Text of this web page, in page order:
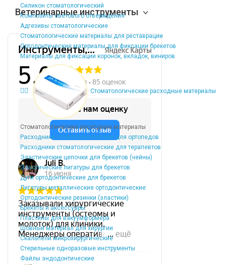
Силикон стоматологический
Композиты светового отверждения
Адгезивы стоматологические
Стоматологические материалы для реставрации
Ортодонтические материалы для фиксации брекетов
Материалы для фиксации коронок, вкладок, виниров
Стоматологические расходные материалы
Стоматологические расходные материалы
Расходники стоматологические для ортопедов
Расходники стоматологические для терапевтов
Эластические цепочки для брекетов (чейны)
Эластические лигатуры для брекетов
Дуги ортодонтические для брекетов
Лигатуры металлические ортодонтические
Ортодонтические резинки (эластики)
Брекеты и аксессуары
Пластины для вакуумформера
Шовный материал для хирургии
Скальпели микрохирургические
Стерильные одноразовые инструменты
Файлы эндодонтические
Ветеринарные инструменты